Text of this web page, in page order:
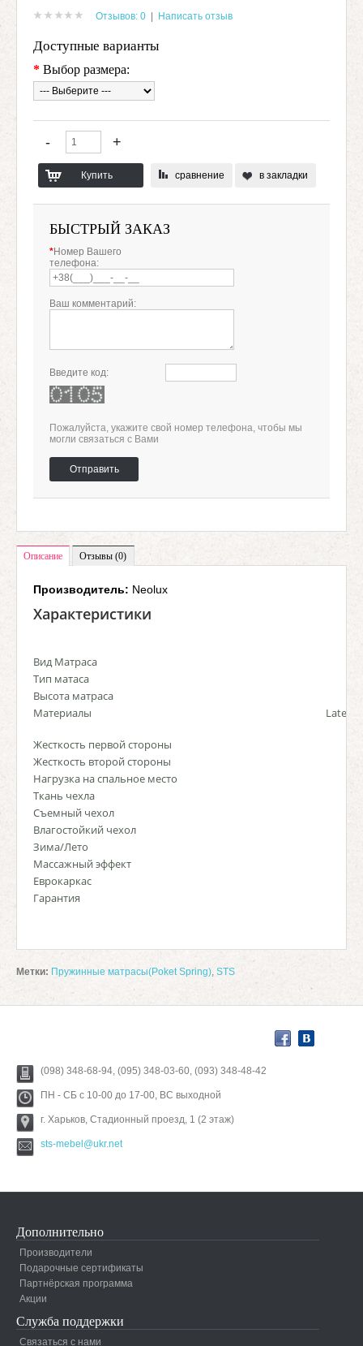
Отзывов: 0 Написать отзыв
Доступные варианты
* Выбор размера:
сравнение в закладки
БЫСТРЫЙ ЗАКАЗ
*Номер Вашего
телефона:
Ваш комментарий:
Введите код:
Пожалуйста, укажите свой номер телефона, чтобы мы
могли связаться с Вами
Отправить
Описание Отзывы (0)
Производитель: Neolux
Характеристики
Вид Матраса
Тип матаса
Высота матраса
Материалы
Жесткость первой стороны
Жесткость второй стороны
Нагрузка на спальное место
Ткань чехла
Съемный чехол
Влагостойкий чехол
Зима/Лето
Массажный эффект
Еврокаркас
Гарантия
Метки: Пружинные матрасы(Poket Spring), STS
(098) 348-68-94, (095) 348-03-60, (093) 348-48-42
ПН - СБ с 10-00 до 17-00, ВС выходной
г. Харьков, Стадионный проезд, 1 (2 этаж)
sts-mebel@ukr.net
Дополнительно
Производители
Подарочные сертификаты
Партнёрская программа
Акции
Служба поддержки
Связаться с нами